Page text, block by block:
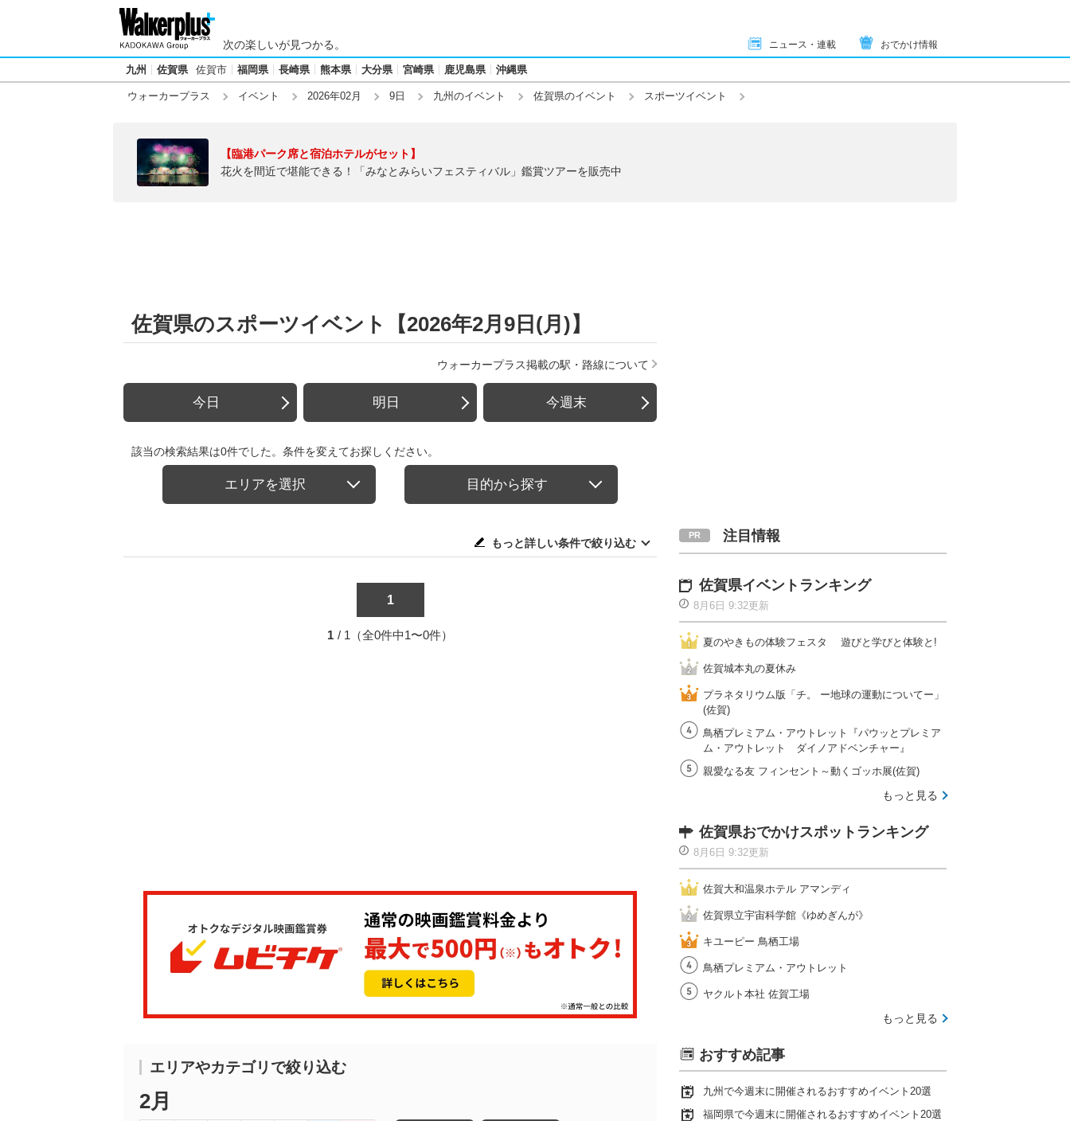
次の楽しいが見つかる。 ニュース・連載 おでかけ情報
九州 佐賀県 佐賀市 福岡県 長崎県 熊本県 大分県 宮崎県 鹿児島県 沖縄県
ウォーカープラス イベント 2026年02月 9日 九州のイベント 佐賀県のイベント スポーツイベント
【臨港パーク席と宿泊ホテルがセット】
花火を間近で堪能できる！「みなとみらいフェスティバル」鑑賞ツアーを販売中
佐賀県のスポーツイベント【2026年2月9日(月)】
ウォーカープラス掲載の駅・路線について
今日 明日 今週末
該当の検索結果は0件でした。条件を変えてお探しください。
エリアを選択 目的から探す
もっと詳しい条件で絞り込む
1
1 / 1（全0件中1〜0件）
エリアやカテゴリで絞り込む
2月
注目情報
佐賀県イベントランキング
8月6日 9:32更新
夏のやきもの体験フェスタ 遊びと学びと体験と!
佐賀城本丸の夏休み
プラネタリウム版「チ。 ー地球の運動についてー」
(佐賀)
鳥栖プレミアム・アウトレット『パウッとプレミア
ム・アウトレット ダイノアドベンチャー』
親愛なる友 フィンセント～動くゴッホ展(佐賀)
もっと見る
佐賀県おでかけスポットランキング
8月6日 9:32更新
佐賀大和温泉ホテル アマンディ
佐賀県立宇宙科学館《ゆめぎんが》
キユーピー 鳥栖工場
鳥栖プレミアム・アウトレット
ヤクルト本社 佐賀工場
もっと見る
おすすめ記事
九州で今週末に開催されるおすすめイベント20選
福岡県で今週末に開催されるおすすめイベント20選